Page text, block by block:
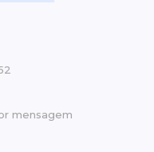
mensagem